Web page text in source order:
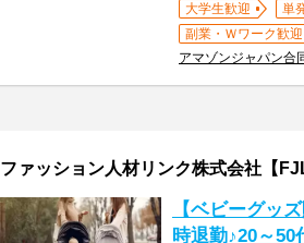
大学生歓迎 単
副業・Ｗワーク歓迎
アマゾンジャパン合
ファッション人材リンク株式会社【
【ベビーグッ
時退勤♪20～